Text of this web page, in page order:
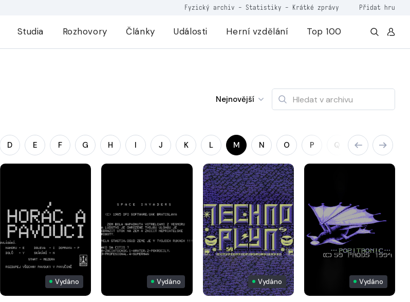
Fyzický archiv - Statistiky - Krátké zprávy Přidat hru
Studia Rozhovory Články Události Herní vzdělání Top 100
Nejnovější
D E F G H I J K L M N O P Q R S
Vydáno Vydáno Vydáno Vydáno